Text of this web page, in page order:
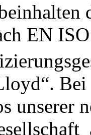
EN
unserer